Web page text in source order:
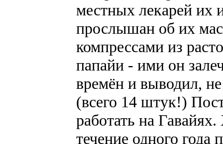
местных лекарей их
прослышан об их
компрессами из
папайи - ими он
времён и выводил,
(всего 14 штук!)
работать на
течение одного года